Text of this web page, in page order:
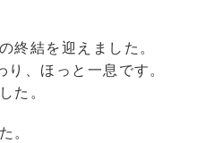
終結を迎えました。
、ほっと一息です。
た。
。